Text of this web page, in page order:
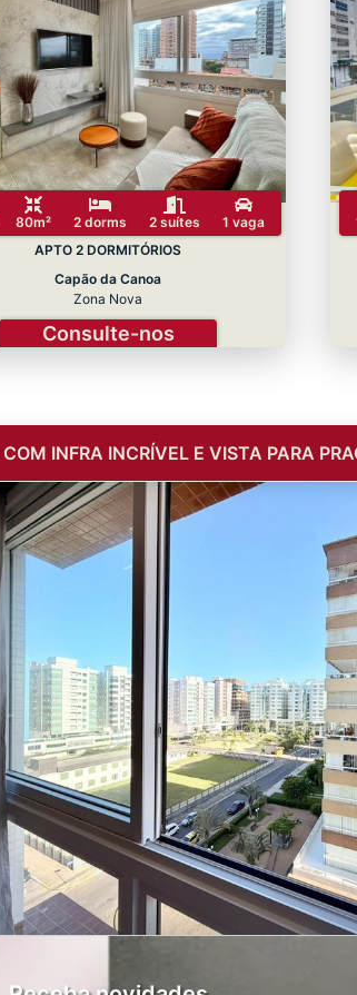
80m² 2 dorms 2 suítes
1 vaga
APTO 2 DORMITÓRIOS
Capão da Canoa
Zona Nova
Consulte-nos
INFRA INCRÍVEL E VISTA PARA